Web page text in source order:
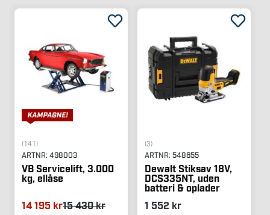
(141)
ARTNR: 498003
VB Servicelift, 3.000
kg, ellåse
14 195 kr15 430 kr
(3)
ARTNR: 548655
Dewalt Stiksav 18V,
DCS335NT, uden
batteri & oplader
1 552 kr